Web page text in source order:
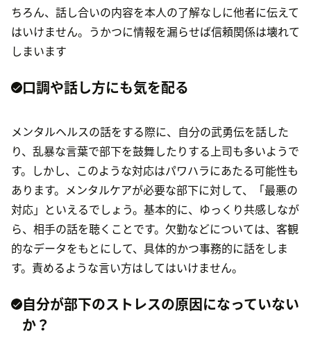
ちろん、話し合いの内容を本人の了解なしに他者に伝えて
はいけません。うかつに情報を漏らせば信頼関係は壊れて
しまいます
口調や話し方にも気を配る
メンタルヘルスの話をする際に、自分の武勇伝を話した
り、乱暴な言葉で部下を鼓舞したりする上司も多いようで
す。しかし、このような対応はパワハラにあたる可能性も
あります。メンタルケアが必要な部下に対して、「最悪の
対応」といえるでしょう。基本的に、ゆっくり共感しなが
ら、相手の話を聴くことです。欠勤などについては、客観
的なデータをもとにして、具体的かつ事務的に話をしま
す。責めるような言い方はしてはいけません。
自分が部下のストレスの原因になっていない
か？